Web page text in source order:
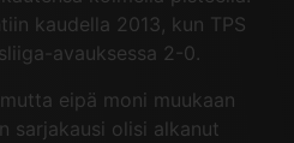
kaudella 2013, kun TPS
avauksessa 2-0.
eipä moni muukaan
sarjakausi olisi alkanut